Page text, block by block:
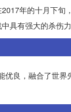
年的十月下旬
具有强大的杀伤力
优良，融合了世